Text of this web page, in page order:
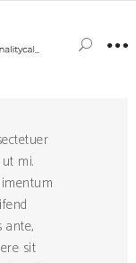
mi.
ante,
sit